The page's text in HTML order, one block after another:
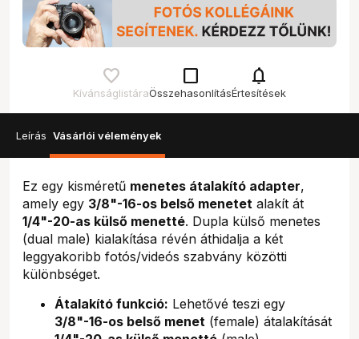
Kívánságlistára
check_box_outline_blank
Összehasonlítás
notifications
Értesítések
Leírás Vásárlói vélemények
Ez egy kisméretű menetes átalakító adapter,
amely egy 3/8"-16-os belső menetet alakít át
1/4"-20-as külső menetté. Dupla külső menetes
(dual male) kialakítása révén áthidalja a két
leggyakoribb fotós/videós szabvány közötti
különbséget.
Átalakító funkció: Lehetővé teszi egy
3/8"-16-os belső menet (female) átalakítását